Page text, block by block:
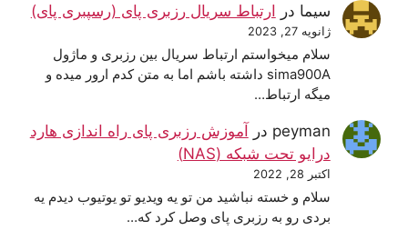
سیما در ارتباط سریال رزبری پای (رسپبری پای)
ژانویه 27, 2023
سلام میخواستم ارتباط سریال بین رزبری و ماژول
sima900A داشته باشم اما به متن کدم ارور میده و
میگه ارتباط…
peyman در آموزش رزبری پای راه اندازی هارد
درایو تحت شبکه (NAS)
اکتبر 28, 2022
سلام و خسته نباشید من تو یه ویدیو تو یوتیوب دیدم یه
بردی رو به رزبری پای وصل کرد که…